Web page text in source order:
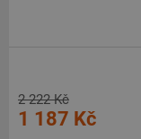
2 222 Kč
1 187 Kč